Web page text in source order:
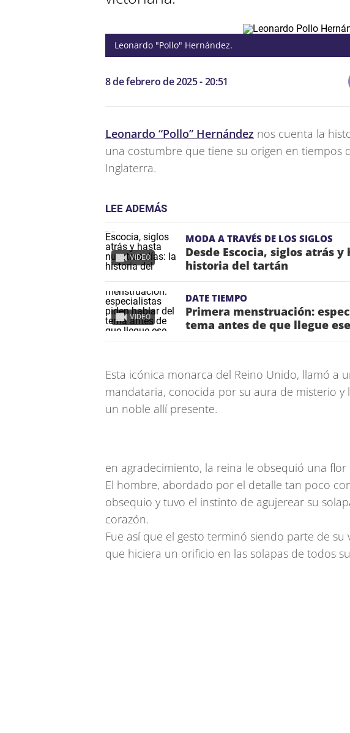
Leonardo "Pollo" Hernández.
8 de febrero de 2025 - 20:51
Leonardo “Pollo” Hernández nos cuenta la
una costumbre que tiene su origen en tiempos
Inglaterra.
LEE ADEMÁS
VIDEO
MODA A TRAVÉS DE LOS SIGLOS
Desde Escocia, siglos atrás
historia del tartán
VIDEO
DATE TIEMPO
Primera menstruación:
tema antes de que llegue
Esta icónica monarca del Reino Unido, llamó a
mandataria, conocida por su aura de misterio
un noble allí presente.
en agradecimiento, la reina le obsequió una
El hombre, abordado por el detalle tan poco
obsequio y tuvo el instinto de agujerear su
corazón.
Fue así que el gesto terminó siendo parte de su
que hiciera un orificio en las solapas de todos